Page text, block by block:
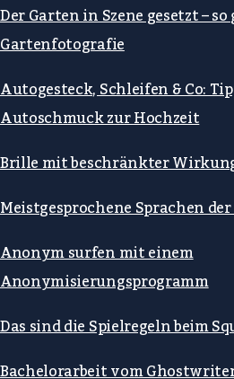
Der Garten in Szene gesetzt –
Gartenfotografie
Autogesteck, Schleifen & Co:
Autoschmuck zur Hochzeit
Brille mit beschränkter
Meistgesprochene Sprachen
Anonym surfen mit einem
Anonymisierungsprogramm
Das sind die Spielregeln beim
Bachelorarbeit vom